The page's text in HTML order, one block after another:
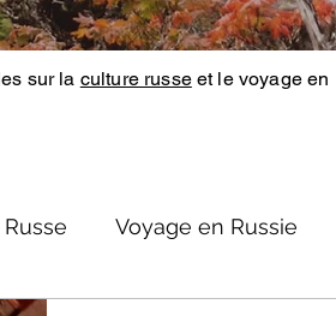
sur la culture russeet le voyage en
Voyage en Russie